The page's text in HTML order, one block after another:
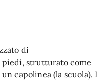
di
piedi, strutturato come
capolinea (la scuola). I